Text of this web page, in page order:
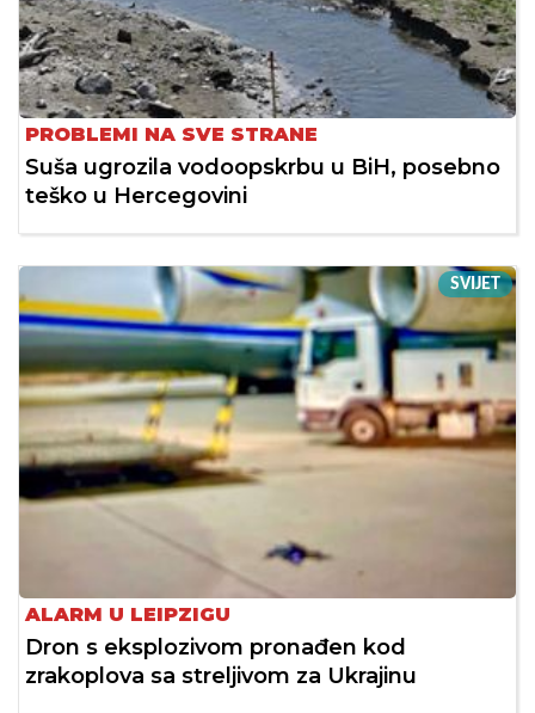
PROBLEMI NA SVE STRANE
Suša ugrozila vodoopskrbu u BiH, posebno
teško u Hercegovini
SVIJET
ALARM U LEIPZIGU
Dron s eksplozivom pronađen kod
zrakoplova sa streljivom za Ukrajinu